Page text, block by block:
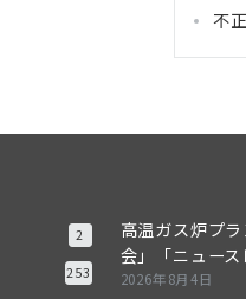
不
2
253
高温ガス炉プ
会」「ニュー
2026年8月4日